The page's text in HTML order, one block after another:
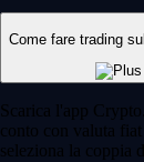
Come fare trading
Scarica l'app
conto con valuta
seleziona la coppia